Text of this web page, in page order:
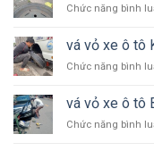
Chức năng bình
vá vỏ xe ô tô
Chức năng bình
vá vỏ xe ô tô
Chức năng bình